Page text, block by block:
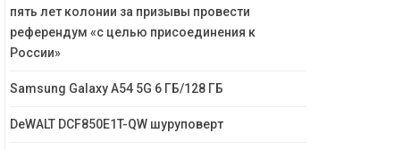
пять лет колонии за призывы провести
референдум «с целью присоединения к
России»
Samsung Galaxy A54 5G 6 ГБ/128 ГБ
DeWALT DCF850E1T-QW шуруповерт